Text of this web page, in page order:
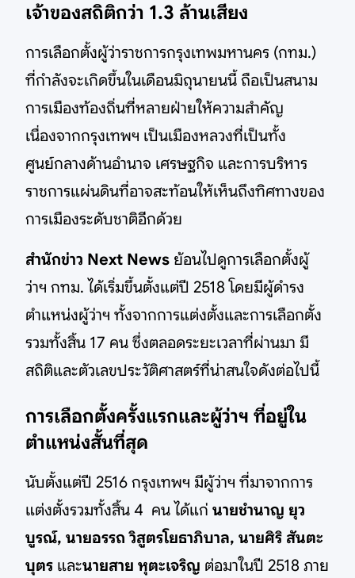
เจ้าของสถิติกว่า 1.3 ล้านเสียง
การเลือกตั้งผู้ว่าราชการกรุงเทพมหานคร (กทม.)
ที่กำลังจะเกิดขึ้นในเดือนมิถุนายนนี้ ถือเป็นสนาม
การเมืองท้องถิ่นที่หลายฝ่ายให้ความสำคัญ
เนื่องจากกรุงเทพฯ เป็นเมืองหลวงที่เป็นทั้ง
ศูนย์กลางด้านอำนาจ เศรษฐกิจ และการบริหาร
ราชการแผ่นดินที่อาจสะท้อนให้เห็นถึงทิศทางของ
การเมืองระดับชาติอีกด้วย
สำนักข่าว Next News ย้อนไปดูการเลือกตั้งผู้
ว่าฯ กทม. ได้เริ่มขึ้นตั้งแต่ปี 2518 โดยมีผู้ดำรง
ตำแหน่งผู้ว่าฯ ทั้งจากการแต่งตั้งและการเลือกตั้ง
รวมทั้งสิ้น 17 คน ซึ่งตลอดระยะเวลาที่ผ่านมา มี
สถิติและตัวเลขประวัติศาสตร์ที่น่าสนใจดังต่อไปนี้
การเลือกตั้งครั้งแรกและผู้ว่าฯ ที่อยู่ใน
ตำแหน่งสั้นที่สุด
นับตั้งแต่ปี 2516 กรุงเทพฯ มีผู้ว่าฯ ที่มาจากการ
แต่งตั้งรวมทั้งสิ้น 4 คน ได้แก่ นายชำนาญ ยุว
บูรณ์, นายอรรถ วิสูตรโยธาภิบาล, นายศิริ สันตะ
บุตร และนายสาย หุตะเจริญ ต่อมาในปี 2518 ภาย